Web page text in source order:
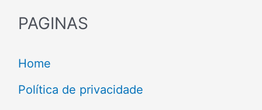
PAGINAS
Home
Política de privacidade